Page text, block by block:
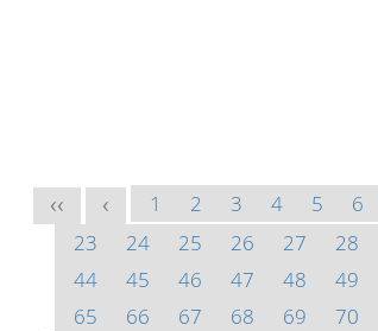
<< < 1 2 3 4 5 6
23
24 25 26 27 28
44
45 46 47 48 49
65
66 67 68 69 70